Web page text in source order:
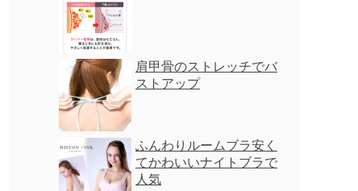
肩甲骨のストレッチでバ
ストアップ
ふんわりルームブラ安く
てかわいいナイトブラで
人気